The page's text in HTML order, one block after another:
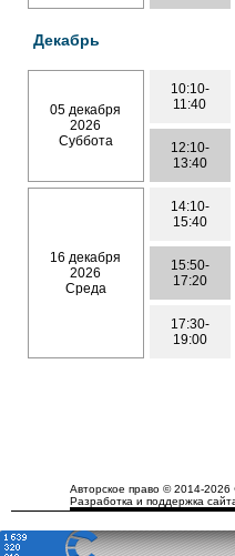
Декабрь
05 декабря
2026
Суббота
10:10-
11:40
12:10-
13:40
16 декабря
2026
Среда
14:10-
15:40
15:50-
17:20
17:30-
19:00
Авторское право © 2014-
Разработка и поддержка